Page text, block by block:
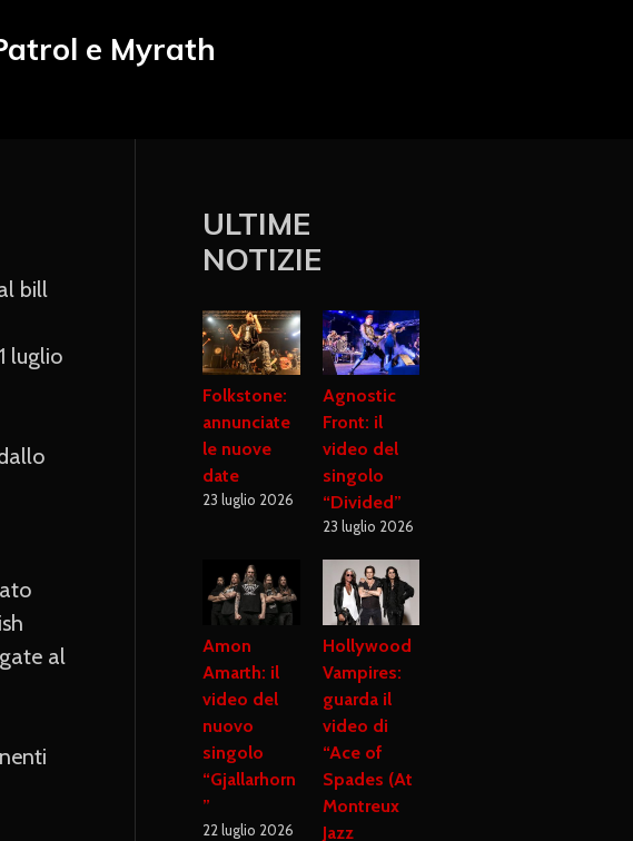
e Myrath
bill
luglio
al
ULTIME
NOTIZIE
Folkstone:
annunciate
le nuove
date
23 luglio 2026
Agnostic
Front: il
video del
singolo
“Divided”
23 luglio 2026
Amon
Amarth: il
video del
nuovo
singolo
“Gjallarhorn
”
22 luglio 2026
Hollywood
Vampires:
guarda il
video di
“Ace of
Spades (At
Montreux
Jazz